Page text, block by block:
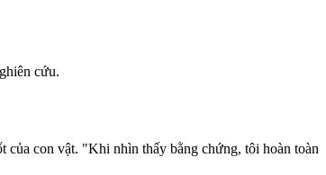
cứu.
con vật. "Khi nhìn thấy bằng chứng, tôi hoàn toàn